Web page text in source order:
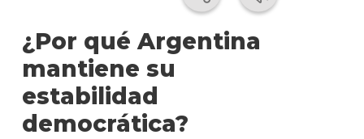
¿Por qué Argentina
mantiene su
estabilidad
democrática?